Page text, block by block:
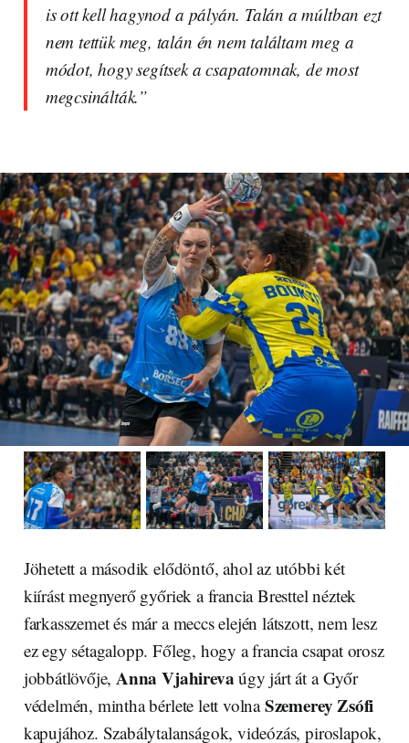
is ott kell hagynod a pályán. Talán a múltban ezt
nem tettük meg, talán én nem találtam meg a
módot, hogy segítsek a csapatomnak, de most
megcsinálták.”
Jöhetett a második elődöntő, ahol az utóbbi két
kiírást megnyerő győriek a francia Bresttel néztek
farkasszemet és már a meccs elején látszott, nem lesz
ez egy sétagalopp. Főleg, hogy a francia csapat orosz
jobbátlövője,Anna Vjahirevaúgy járt át a Győr
védelmén, mintha bérlete lett volnaSzemerey Zsófi
kapujához. Szabálytalanságok, videózás, piroslapok,